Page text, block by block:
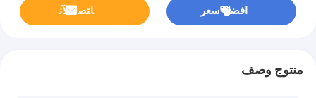
افضل سعر ﺎﺘﺼﻟ ﺍﻶﻧ
منتوج وصف